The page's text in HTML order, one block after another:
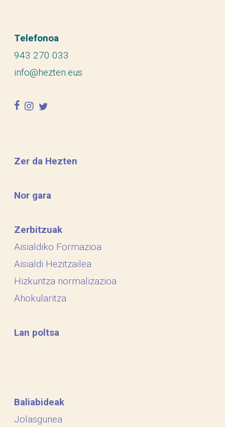
Telefonoa
943 270 033
info@hezten.eus
facebook
instagram
twitter
Zer da Hezten
Nor gara
Zerbitzuak
Aisialdiko Formazioa
Aisialdi Hezitzailea
Hizkuntza normalizazioa
Ahokularitza
Lan poltsa
Baliabideak
Jolasgunea